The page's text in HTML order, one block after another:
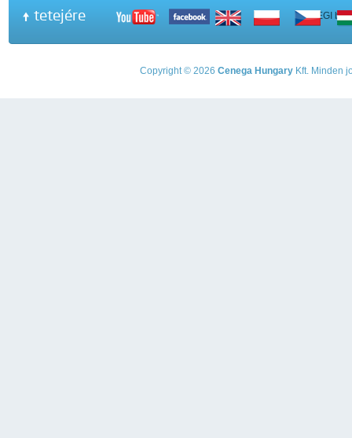
tetejére A PEGI
Copyright © 2026 Cenega Hungary Kft. Minden